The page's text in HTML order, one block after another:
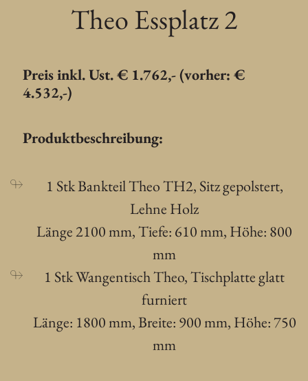
Theo Essplatz 2
Preis inkl. Ust. € 1.762,- (vorher: €
4.532,-)
Produktbeschreibung:
1 Stk Bankteil Theo TH2, Sitz gepolstert,
Lehne Holz
Länge 2100 mm, Tiefe: 610 mm, Höhe: 800
mm
1 Stk Wangentisch Theo, Tischplatte glatt
furniert
Länge: 1800 mm, Breite: 900 mm, Höhe: 750
mm